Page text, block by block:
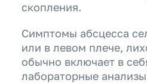
скопления.
Симптомы абсцесса
или в левом плече,
обычно включает в
лабораторные